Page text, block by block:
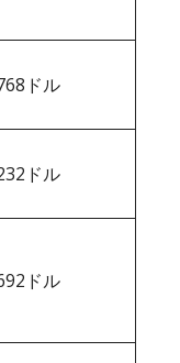
ドル
ドル
ドル